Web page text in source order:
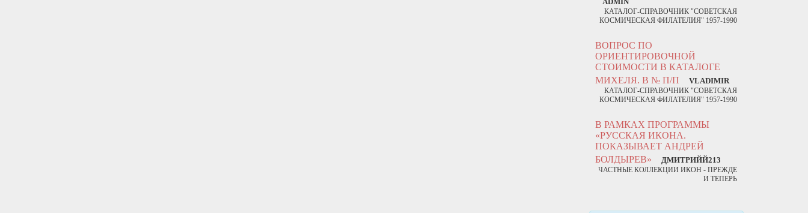
КАТАЛОГ-СПРАВОЧНИК "СОВЕТСКАЯ
КОСМИЧЕСКАЯ ФИЛАТЕЛИЯ" 1957-1990
ВОПРОС ПО
ОРИЕНТИРОВОЧНОЙ
СТОИМОСТИ В КАТАЛОГЕ
МИХЕЛЯ. В № П/П
VLADIMIR
КАТАЛОГ-СПРАВОЧНИК "СОВЕТСКАЯ
КОСМИЧЕСКАЯ ФИЛАТЕЛИЯ" 1957-1990
В РАМКАХ ПРОГРАММЫ
«РУССКАЯ ИКОНА.
ПОКАЗЫВАЕТ АНДРЕЙ
БОЛДЫРЕВ»
ДМИТРИЙЙ213
ЧАСТНЫЕ КОЛЛЕКЦИИ ИКОН - ПРЕЖДЕ
И ТЕПЕРЬ